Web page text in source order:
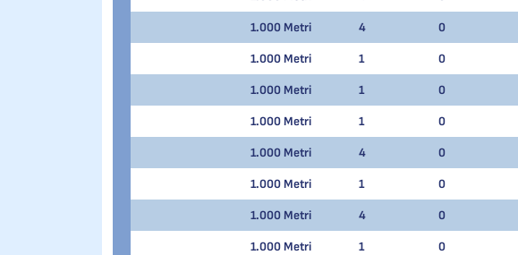
1.000 Metri 4 0
1.000 Metri 1 0
1.000 Metri 1 0
1.000 Metri 1 0
1.000 Metri 4 0
1.000 Metri 1 0
1.000 Metri 4 0
1.000 Metri 1 0